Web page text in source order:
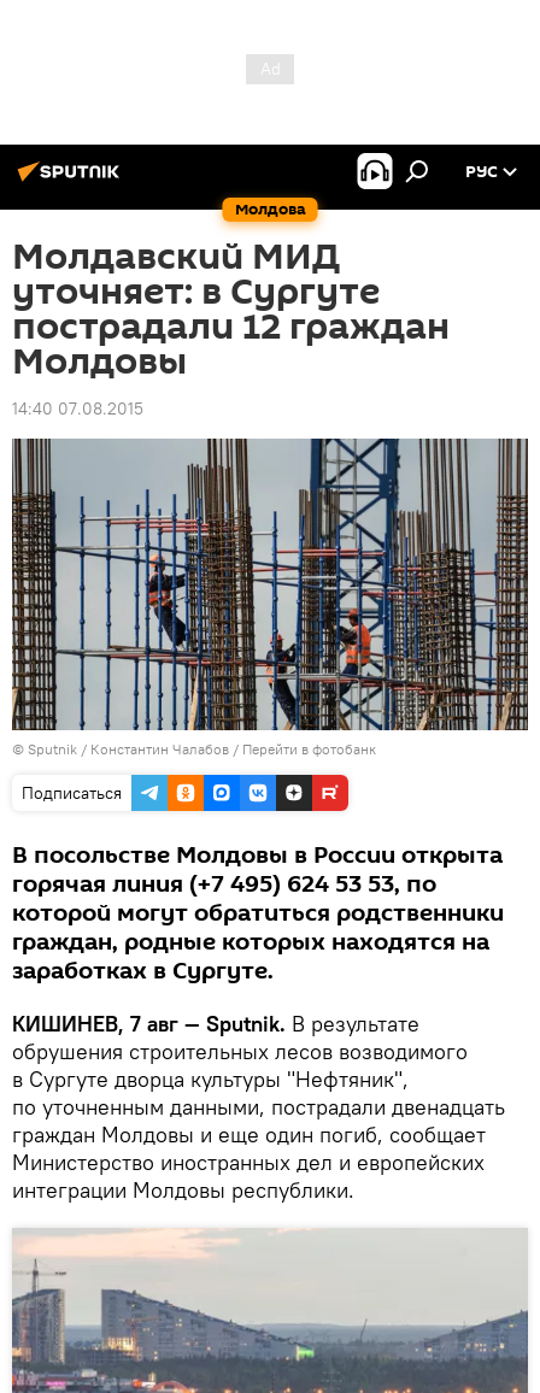
Молдова
РУС
Молдавский МИД
уточняет: в Сургуте
пострадали 12 граждан
Молдовы
14:40 07.08.2015
© Sputnik / Константин Чалабов / Перейти в фотобанк
Подписаться
В посольстве Молдовы в России открыта
горячая линия (+7 495) 624 53 53, по
которой могут обратиться родственники
граждан, родные которых находятся на
заработках в Сургуте.
КИШИНЕВ, 7 авг — Sputnik. В результате
обрушения строительных лесов возводимого
в Сургуте дворца культуры "Нефтяник",
по уточненным данными, пострадали двенадцать
граждан Молдовы и еще один погиб, сообщает
Министерство иностранных дел и европейских
интеграции Молдовы республики.